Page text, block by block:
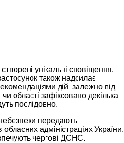
унікальні сповіщення.
також надсилає
дій залежно від
області зафіксовано декілька
послідовно.
передають
адміністраціях України.
чергові ДСНС.